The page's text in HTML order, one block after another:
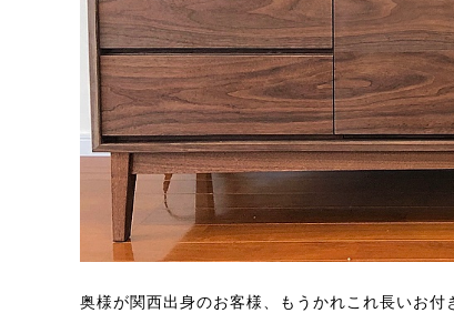
奥様が関西出身のお客様、もうかれこれ長いお